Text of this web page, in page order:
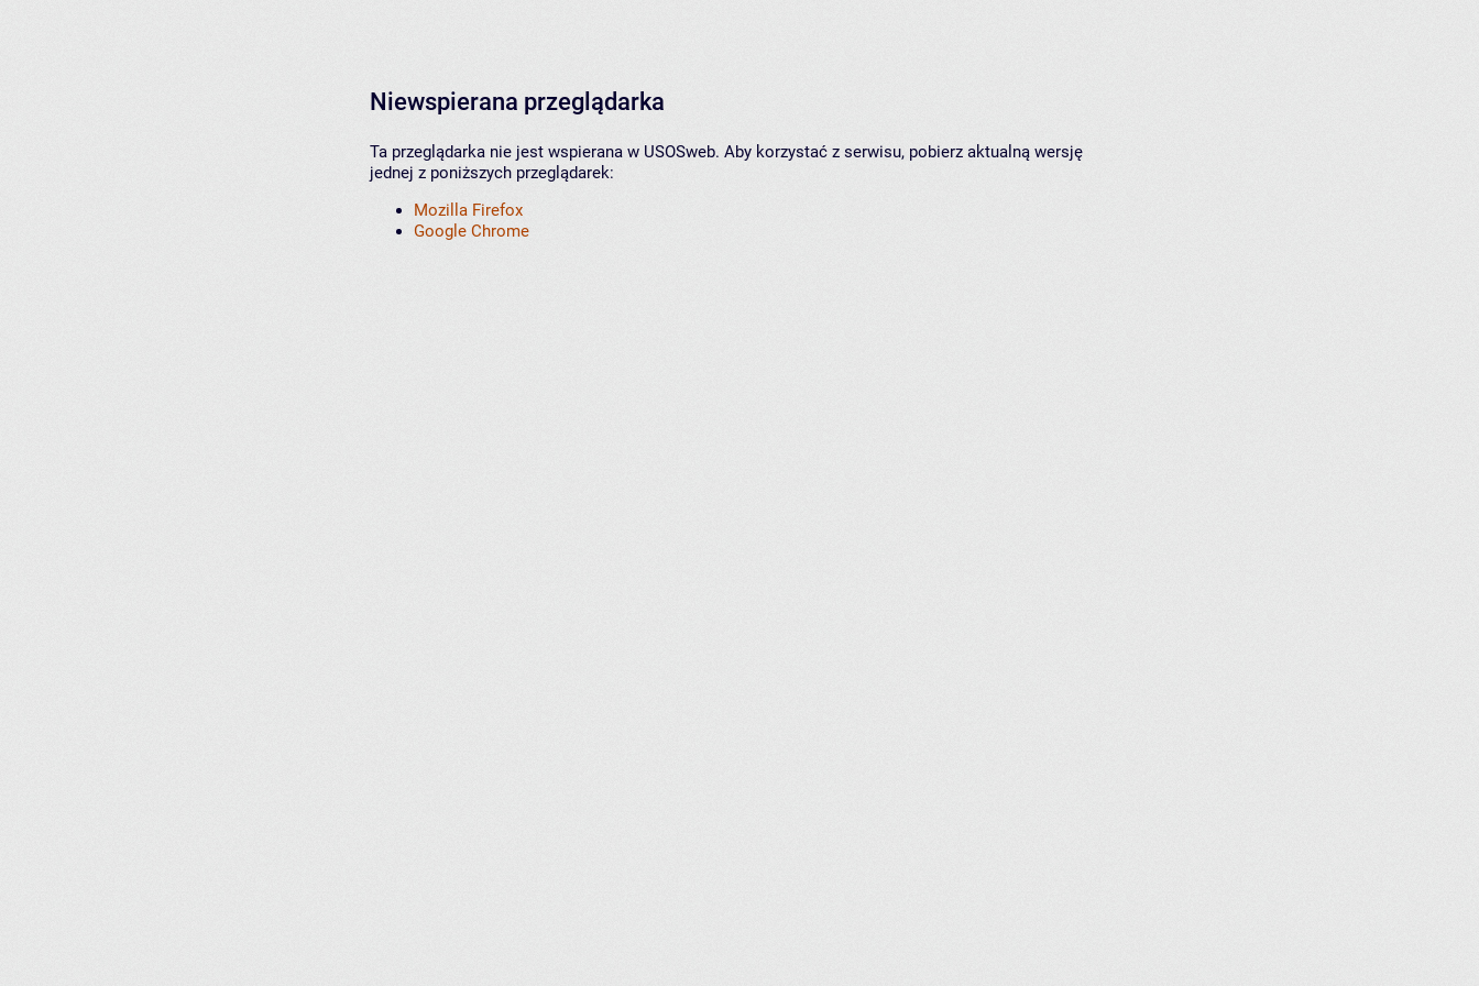
Niewspierana przeglądarka
Ta przeglądarka nie jest wspierana w USOSweb. Aby korzystać z serwisu, pobierz aktualną wersję
jednej z poniższych przeglądarek:
Mozilla Firefox
Google Chrome